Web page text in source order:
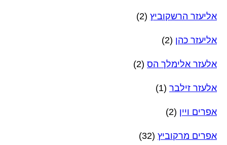
אליעזר הרשקוביץ (2)
אליעזר כהן (2)
אלעזר אלימלך הס (2)
אלעזר זילבר (1)
אפרים ויין (2)
אפרים מרקוביץ (32)